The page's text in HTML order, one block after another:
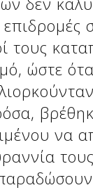
επιδρομές
τους
ώστε
να